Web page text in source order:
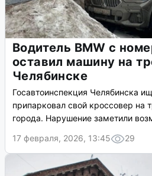
Водитель BMW с
оставил машину на
Челябинске
Госавтоинспекция Челябинска
припарковал свой кроссовер на
города. Нарушение заметили
17 февраля, 2026, 13:45
29